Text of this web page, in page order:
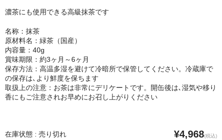
濃茶にも使用できる高級抹茶です
名称：抹茶
原材料名：緑茶（国産）
内容量：40g
賞味期限：約3ヶ月～6ヶ月
保存方法：高温多湿を避けて冷暗所で保管してください。冷蔵庫で
の保存は､より鮮度を保ちます
取扱上の注意：お茶は非常にデリケートです。開缶後は､湿気や移り
香にもご注意されお早めにお召し上がりください
在庫状態 : 売り切れ ¥4,968(税込)